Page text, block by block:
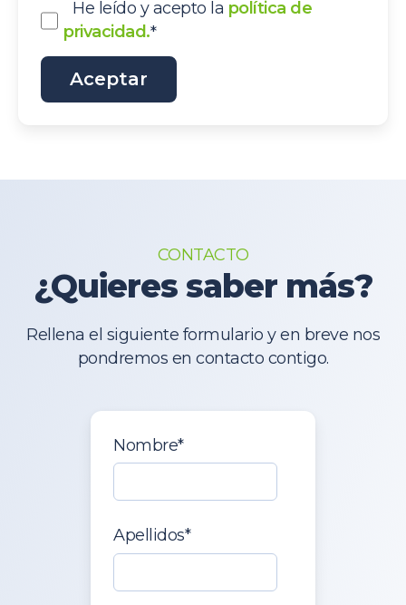
He leído y acepto la política de
privacidad.*
CONTACTO
¿Quieres saber más?
Rellena el siguiente formulario y en breve nos
pondremos en contacto contigo.
Nombre*
Apellidos*